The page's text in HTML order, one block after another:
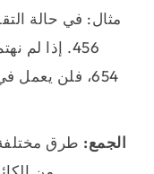
مثال: في حالة
654، فلن
الجمع: طرق